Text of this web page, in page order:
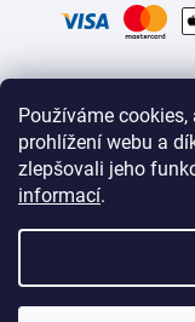
Používáme
prohlížení webu a
zlepšovali jeho
informací.